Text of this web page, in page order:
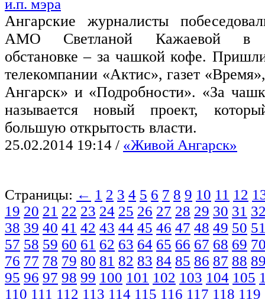
и.п. мэра
Ангарские журналисты
АМО Светланой Кажаевой в
обстановке – за чашкой кофе.
телекомпании «Актис», газет
Ангарск» и «Подробности». «За
называется новый проект,
большую открытость власти.
25.02.2014 19:14 / «Живой Ангарск»
Страницы: ← 1 2 3 4 5 6 7 8 9 10 11 12
19 20 21 22 23 24 25 26 27 28 29 30 31
38 39 40 41 42 43 44 45 46 47 48 49 50
57 58 59 60 61 62 63 64 65 66 67 68 69
76 77 78 79 80 81 82 83 84 85 86 87 88
95 96 97 98 99 100 101 102 103 104 105
110 111 112 113 114 115 116 117 118 119